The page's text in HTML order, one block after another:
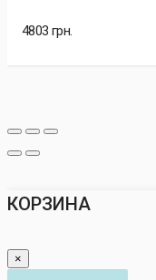
4803 грн.
КОРЗИНА
×